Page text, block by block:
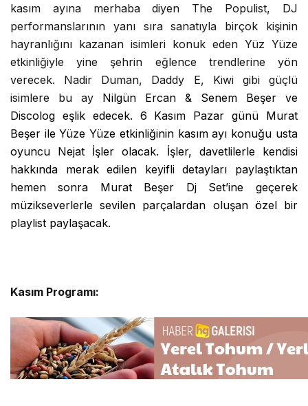
kasım ayına merhaba diyen The Populist, DJ
performanslarının yanı sıra sanatıyla birçok kişinin
hayranlığını kazanan isimleri konuk eden Yüz Yüze
etkinliğiyle yine şehrin eğlence trendlerine yön
verecek. Nadir Duman, Daddy E, Kiwi gibi güçlü
isimlere bu ay Nilgün Ercan & Senem Beşer ve
Discolog eşlik edecek. 6 Kasım Pazar günü Murat
Beşer ile Yüze Yüze etkinliğinin kasım ayı konuğu usta
oyuncu Nejat İşler olacak. İşler, davetlilerle kendisi
hakkında merak edilen keyifli detayları paylaştıktan
hemen sonra Murat Beşer Dj Set’ine geçerek
müzikseverlerle sevilen parçalardan oluşan özel bir
playlist paylaşacak.
Kasım Programı: